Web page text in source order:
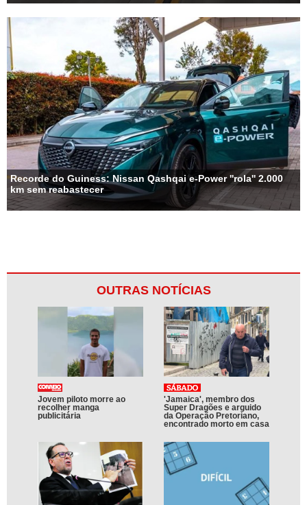
Recorde do Guiness: Nissan Qashqai e-Power ''rola'' 2.000
km sem reabastecer
OUTRAS NOTÍCIAS
Jovem piloto morre ao
recolher manga
publicitária
'Jamaica', membro dos
Super Dragões e arguido
da Operação Pretoriano,
encontrado morto em casa